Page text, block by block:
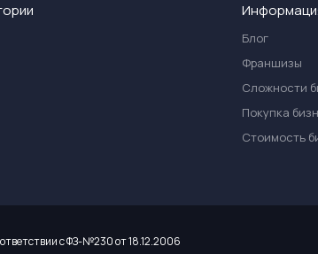
Блог
Франшизы
Сложности
Покупка
Стоимость
с ФЗ-№230 от 18.12.2006